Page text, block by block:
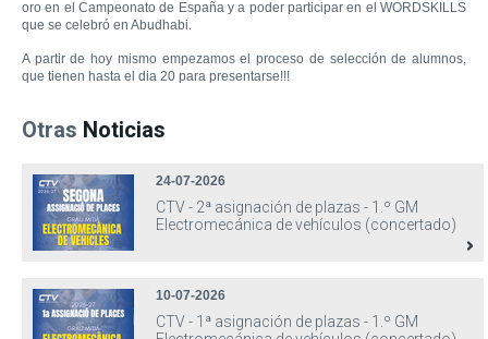
oro en el Campeonato de España y a poder participar en el WORDSKILLS
que se celebró en Abudhabi.
A partir de hoy mismo empezamos el proceso de selección de alumnos,
que tienen hasta el dia 20 para presentarse!!!
Otras Noticias
24-07-2026
CTV - 2ª asignación de plazas - 1.º GM
Electromecánica de vehículos (concertado)
10-07-2026
CTV - 1ª asignación de plazas - 1.º GM